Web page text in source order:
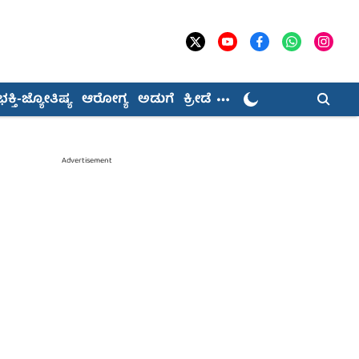
ಜ್ಯೋತಿಷ್ಯ ಆರೋಗ್ಯ ಅಡುಗೆ ಕ್ರೀಡೆ
Advertisement